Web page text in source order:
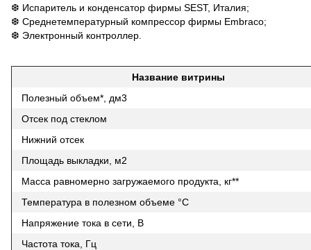
❆ Испаритель и конденсатор фирмы SEST, Италия;
❆ Среднетемпературный компрессор фирмы Embraco;
❆ Электронный контроллер.
Название витрины
Полезный объем*, дм3
Отсек под стеклом
Нижний отсек
Площадь выкладки, м2
Масса равномерно загружаемого продукта, кг**
Температура в полезном объеме °С
Напряжение тока в сети, В
Частота тока, Гц